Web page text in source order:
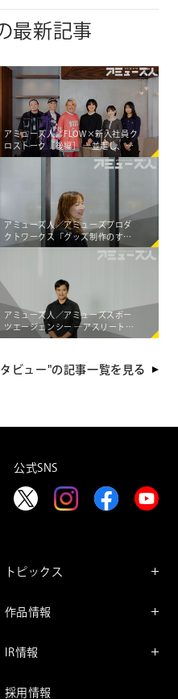
最新記事
アミューズ人／FLOW×新入社員ク
ロストーク［後編］ ―並走し、共
に生み出す。アミューズに根付
く、アーティストとの「共創」の
アミューズ人／アミューズプロダ
クトワークス「グッズ制作のすべ
てをワンストップで支える」
アミューズ人／アミューズスポー
ツエージェンシー ―アスリートの
価値を創造し スポーツを「エンタ
ビュー"の記事一覧を見る
公式SNS
トピックス
レポート
作品情報
コミック
IR情報
採用情報